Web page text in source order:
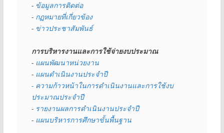
- ข้อมูลการติดต่อ
- กฏหมายที่เกี่ยวข้อง
- ข่าวประชาสัมพันธ์
การบริหารงานและการใช้จ่ายงบประมาณ
- แผนพัฒนาหน่วยงาน
- แผนดำเนินงานประจำปี
- ความก้าวหน้าในการดำเนินงานและการใช้งบ
ประมาณประจำปี
- รายงานผลการดำเนินงานประจำปี
- แผนบริหารการศึกษาขั้นพื้นฐาน